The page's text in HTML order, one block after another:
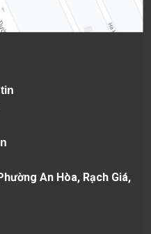
An Hòa, Rạch Giá,